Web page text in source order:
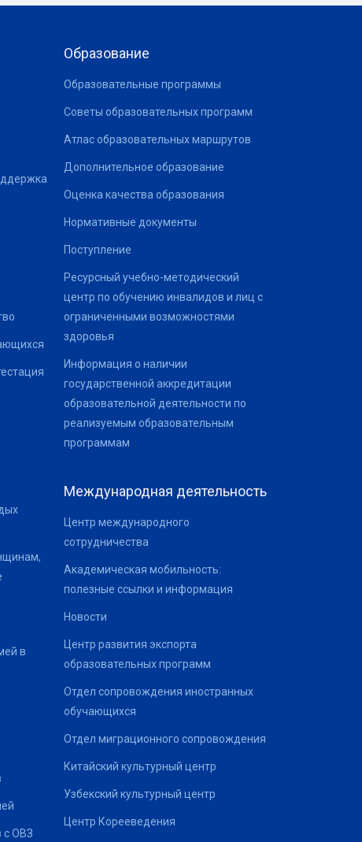
в
с ОВЗ
Образование
Образовательные программы
Советы образовательных программ
Атлас образовательных маршрутов
Дополнительное образование
Оценка качества образования
Нормативные документы
Поступление
Ресурсный учебно-методический
центр по обучению инвалидов и лиц с
ограниченными возможностями
здоровья
Информация о наличии
государственной аккредитации
образовательной деятельности по
реализуемым образовательным
программам
Международная деятельность
Центр международного
сотрудничества
Академическая мобильность:
полезные ссылки и информация
Новости
Центр развития экспорта
образовательных программ
Отдел сопровождения иностранных
обучающихся
Отдел миграционного сопровождения
Китайский культурный центр
Узбекский культурный центр
Центр Корееведения